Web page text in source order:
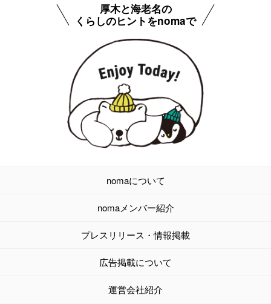
厚木と海老名の
くらしのヒントをnomaで
nomaについて
nomaメンバー紹介
プレスリリース・情報掲載
広告掲載について
運営会社紹介